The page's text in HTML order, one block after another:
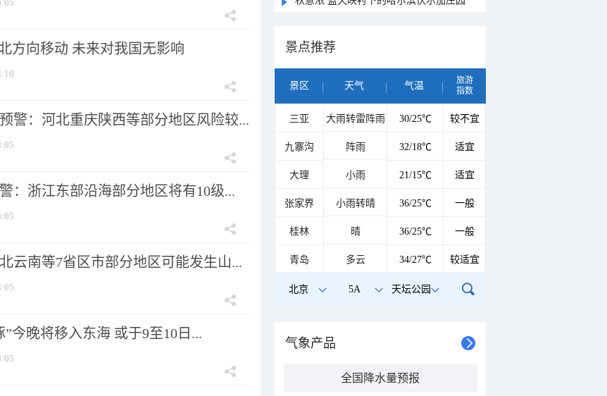
方向移动 未来对我国无影响
警：河北重庆陕西等部分地区风险较...
：浙江东部沿海部分地区将有10级...
云南等7省区市部分地区可能发生山...
今晚将移入东海 或于9至10日...
景点推荐
景区 天气 气温
旅游
指数
三亚 大雨转雷阵雨 30/25℃ 较不宜
九寨沟 阵雨 32/18℃ 适宜
大理 小雨 21/15℃ 适宜
张家界 小雨转晴 36/25℃ 一般
桂林 晴 36/25℃ 一般
青岛 多云 34/27℃ 较适宜
北京 5A 天坛公园
气象产品
全国降水量预报